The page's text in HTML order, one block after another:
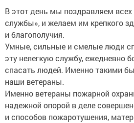
В этот день мы поздравляем всех
службы», и желаем им крепкого
и благополучия.
Умные, сильные и смелые люди
эту нелегкую службу, ежедневно
спасать людей. Именно такими
наши ветераны.
Именно ветераны пожарной
надежной опорой в деле
и способов пожаротушения,